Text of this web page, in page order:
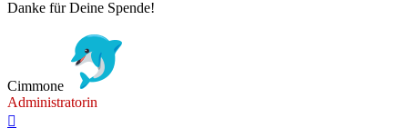
Danke für Deine Spende!
Cimmone
Administratorin